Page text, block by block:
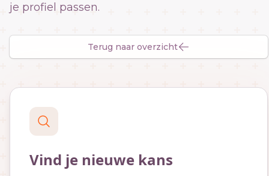
je profiel passen.
Terug naar overzicht
Vind je nieuwe kans